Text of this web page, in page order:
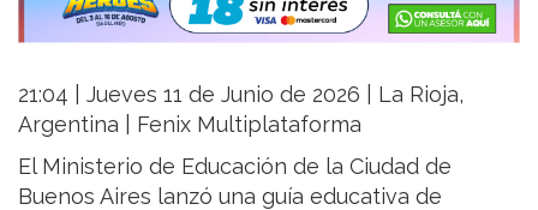
21:04 | Jueves 11 de Junio de 2026 | La Rioja,
Argentina | Fenix Multiplataforma
El Ministerio de Educación de la Ciudad de
Buenos Aires lanzó una guía educativa de